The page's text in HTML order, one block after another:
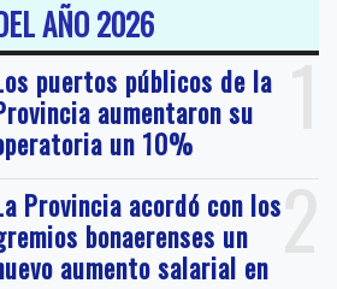
AÑO 2026
1
puertos públicos de la
aumentaron su
un 10%
2
Provincia acordó con los
bonaerenses un
aumento salarial en